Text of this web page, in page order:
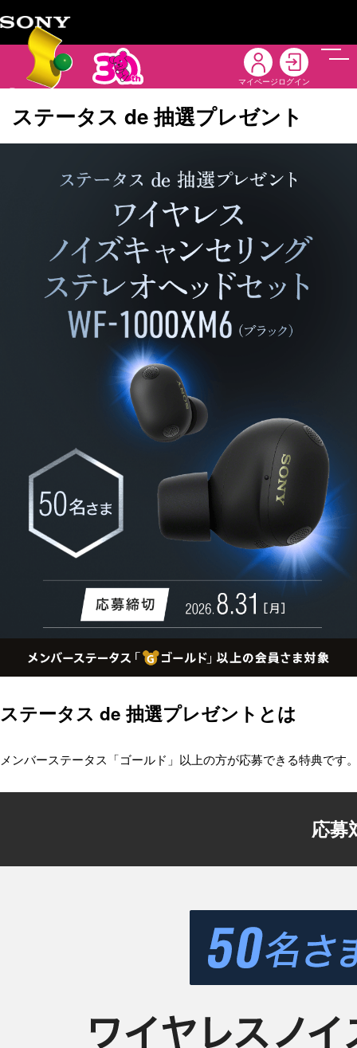
マイページ ログイン
メニ
ステータス de 抽選プレゼント
ステータス de 抽選プレゼントとは
メンバーステータス「ゴールド」以上の方が応募できる特典です
応募